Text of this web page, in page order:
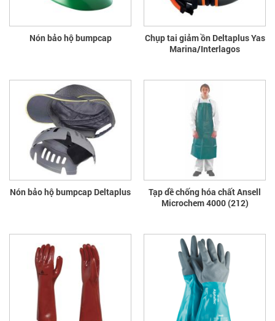
Nón bảo hộ bumpcap
Chụp tai giảm ồn Deltaplus Yas
Marina/Interlagos
Nón bảo hộ bumpcap Deltaplus
Tạp dề chống hóa chất Ansell
Microchem 4000 (212)